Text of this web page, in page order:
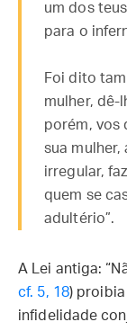
um dos
para o
Foi dito
mulher, dê-
porém, vos
sua mulher,
irregular,
quem se
adultério”.
A Lei antiga:
cf. 5, 18)
infidelidade